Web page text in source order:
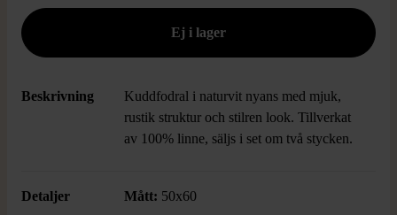
Beskrivning
Kuddfodral i naturvit nyans med mjuk,
rustik struktur och stilren look. Tillverkat
av 100% linne, säljs i set om två stycken.
Detaljer Mått: 50x60